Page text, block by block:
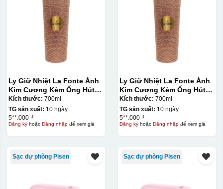
Ly Giữ Nhiệt La Fonte Ánh
Kim Cương Kèm Ống Hút-
700 ml-014687-GOL
Kích thước: 700ml
TG sản xuất: 10 ngày
5**.000 ₫
Đăng kýhoặc Đăng nhậpđể xem giá
Ly Giữ Nhiệt La Fonte Ánh
Kim Cương Kèm Ống Hút-
700 ml-014687-GOL
Kích thước: 700ml
TG sản xuất: 10 ngày
5**.000 ₫
Đăng kýhoặc Đăng nhậpđể xem giá
Sạc dự phòng Pisen Sạc dự phòng Pisen